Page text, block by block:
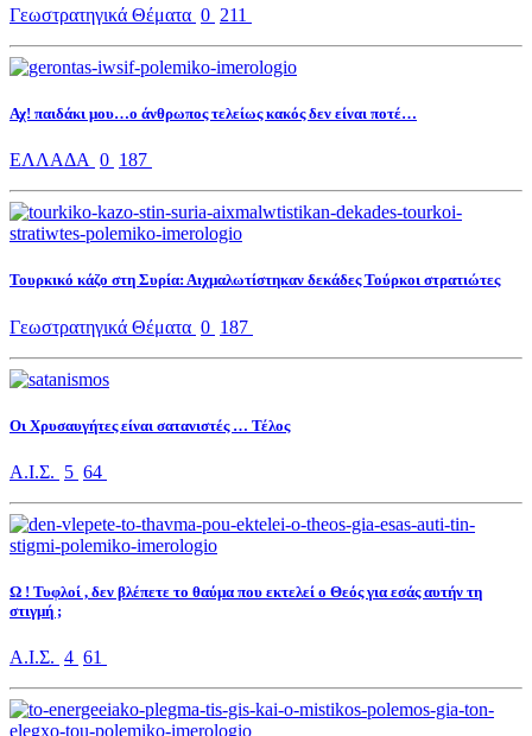
Γεωστρατηγικά Θέματα 0 211
Αχ! παιδάκι μου…ο άνθρωπος τελείως κακός δεν είναι ποτέ…
ΕΛΛΑΔΑ 0 187
Τουρκικό κάζο στη Συρία: Αιχμαλωτίστηκαν δεκάδες Τούρκοι στρατιώτες
Γεωστρατηγικά Θέματα 0 187
Οι Χρυσαυγήτες είναι σατανιστές … Τέλος
Α.Ι.Σ. 5 64
Ω ! Τυφλοί , δεν βλέπετε το θαύμα που εκτελεί ο Θεός για εσάς αυτήν τη
στιγμή ;
Α.Ι.Σ. 4 61